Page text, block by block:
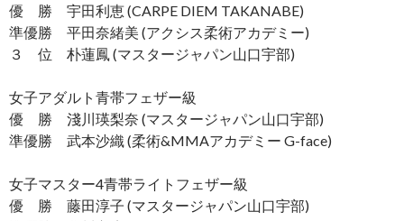
優 勝 宇田利恵 (CARPE DIEM TAKANABE)
準優勝 平田奈緒美 (アクシス柔術アカデミー)
３ 位 朴蓮鳳 (マスタージャパン山口宇部)
女子アダルト青帯フェザー級
優 勝 淺川瑛梨奈 (マスタージャパン山口宇部)
準優勝 武本沙織 (柔術&MMAアカデミー G-face)
女子マスター4青帯ライトフェザー級
優 勝 藤田淳子 (マスタージャパン山口宇部)